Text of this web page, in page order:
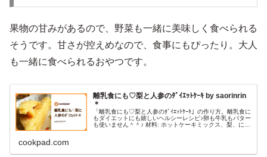
果物の甘みがあるので、野菜も一緒に美味しく食べられる
そうです。甘さが控えめなので、食事にもぴったり。大人
も一緒に食べられるおやつです。
離乳食にも♡梨と人参のﾀﾞｲｴｯﾄｹｰｷ by saorinrin
＊
「離乳食にも♡梨と人参のﾀﾞｲｴｯﾄｹｰｷ」の作り方。離乳食に
もダイエットにも嬉しいヘルシーレシピ♪卵も牛乳もバター
も使いません＾＾♪ 材料: ホットケーキミックス、梨、にん
cookpad.com